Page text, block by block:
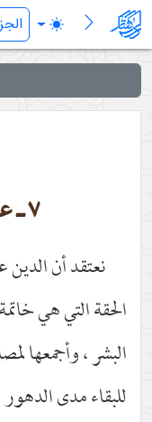
بدایة
٧ ـ عقيدتنا في الإسلام
نعتقد أن الدين
الحقة التي هي
البشر ، وأجمعها
للبقاء مدى